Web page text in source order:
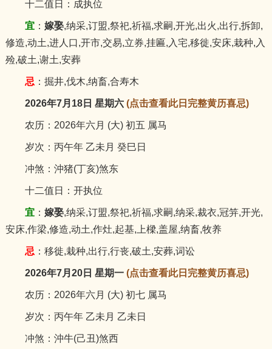
十二值日：成执位
宜： 嫁娶,纳采,订盟,祭祀,祈福,求嗣,开光,出火,出行,拆卸,
修造,动土,进人口,开市,交易,立券,挂匾,入宅,移徙,安床,栽种,入
殓,破土,谢土,安葬
忌 ：掘井,伐木,纳畜,合寿木
2026年7月18日 星期六 (点击查看此日完整黄历喜忌)
农历：2026年六月 (大) 初五 属马
岁次：丙午年 乙未月 癸巳日
冲煞：沖猪(丁亥)煞东
十二值日：开执位
宜： 嫁娶,纳采,订盟,祭祀,祈福,求嗣,纳采,裁衣,冠笄,开光,
安床,作梁,修造,动土,作灶,起基,上樑,盖屋,纳畜,牧养
忌 ：移徙,栽种,出行,行丧,破土,安葬,词讼
2026年7月20日 星期一 (点击查看此日完整黄历喜忌)
农历：2026年六月 (大) 初七 属马
岁次：丙午年 乙未月 乙未日
冲煞：沖牛(己丑)煞西